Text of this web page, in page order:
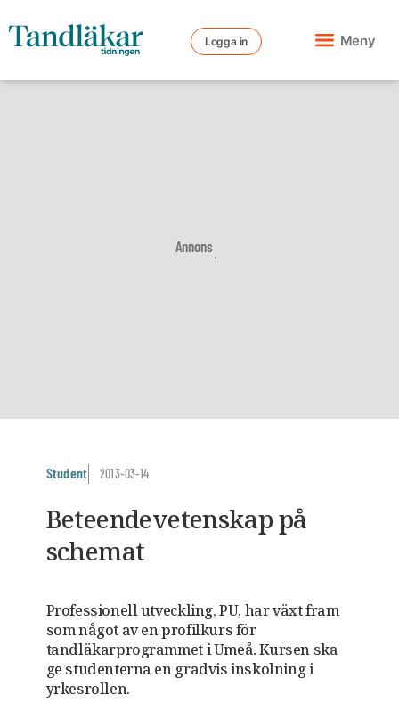
Logga in Meny
Annons
Student 2013-03-14
Beteendevetenskap på
schemat
Professionell utveckling, PU, har växt fram
som något av en profilkurs för
tandläkarprogrammet i Umeå. Kursen ska
ge studenterna en gradvis inskolning i
yrkesrollen.